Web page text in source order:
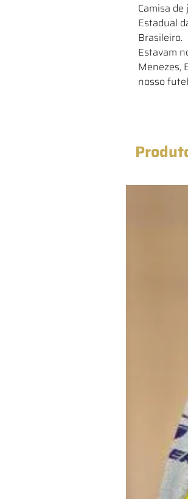
Camisa
Estadual
Brasileiro.
Estavam
Menezes,
nosso